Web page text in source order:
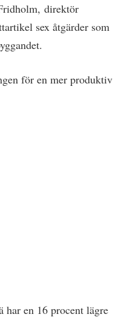
direktör
sex åtgärder som
för en mer produktiv
har en 16 procent lägre